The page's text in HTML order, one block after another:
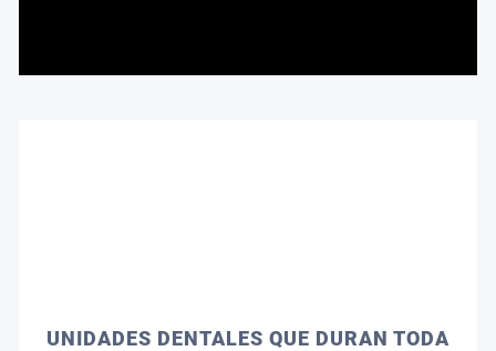
UNIDADES DENTALES QUE DURAN TODA